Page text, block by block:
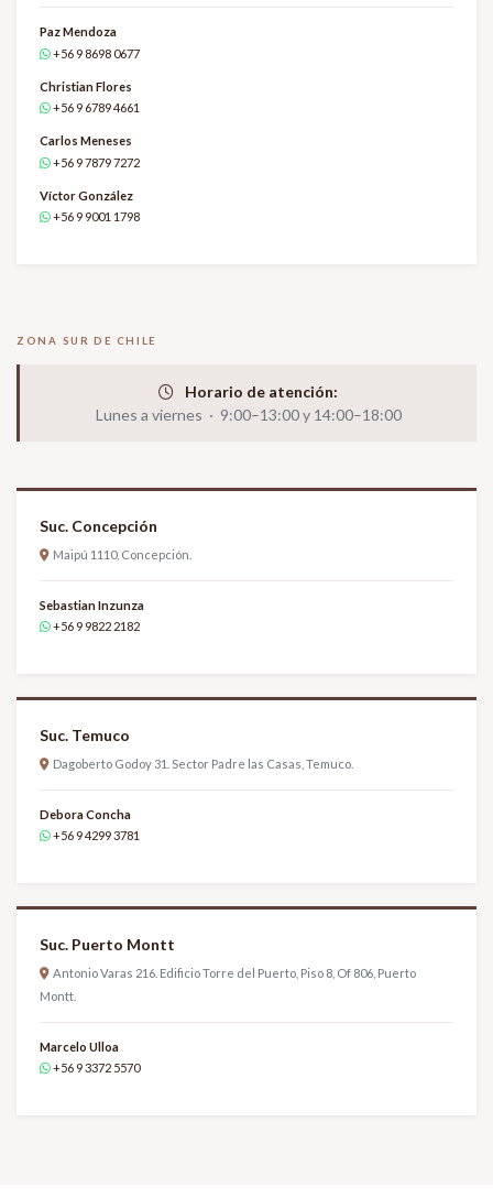
Paz Mendoza
+56 9 8698 0677
Christian Flores
+56 9 6789 4661
Carlos Meneses
+56 9 7879 7272
Víctor González
+56 9 9001 1798
ZONA SUR DE CHILE
Horario de atención:
Lunes a viernes · 9:00–13:00 y 14:00–18:00
Suc. Concepción
Maipú 1110, Concepción.
Sebastian Inzunza
+56 9 9822 2182
Suc. Temuco
Dagoberto Godoy 31. Sector Padre las Casas, Temuco.
Debora Concha
+56 9 4299 3781
Suc. Puerto Montt
Antonio Varas 216. Edificio Torre del Puerto, Piso 8, Of 806, Puerto
Montt.
Marcelo Ulloa
+56 9 3372 5570